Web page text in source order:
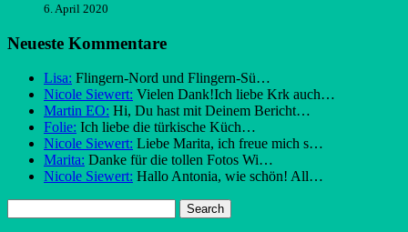
6. April 2020
Neueste Kommentare
Lisa: Flingern-Nord und Flingern-Sü…
Nicole Siewert: Vielen Dank!Ich liebe Krk auch…
Martin EO: Hi, Du hast mit Deinem Bericht…
Folie: Ich liebe die türkische Küch…
Nicole Siewert: Liebe Marita, ich freue mich s…
Marita: Danke für die tollen Fotos Wi…
Nicole Siewert: Hallo Antonia, wie schön! All…